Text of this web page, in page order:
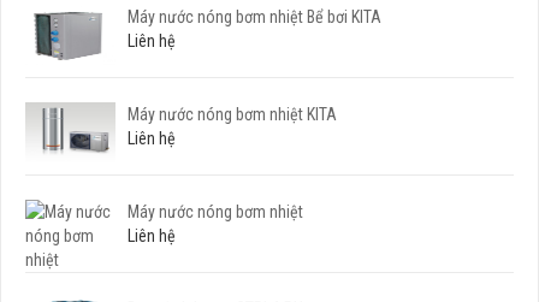
Máy nước nóng bơm nhiệt Bể bơi KITA
Liên hệ
Máy nước nóng bơm nhiệt KITA
Liên hệ
Máy nước nóng bơm nhiệt
Liên hệ